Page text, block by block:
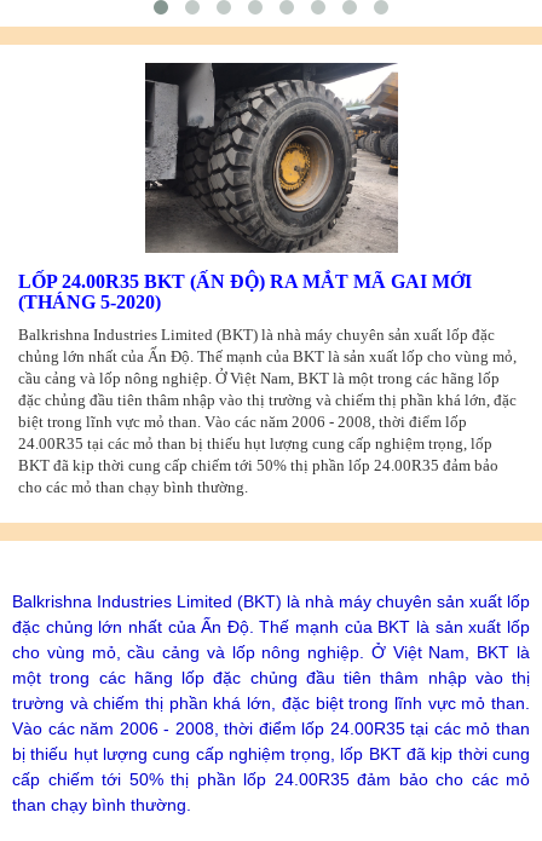
LỐP 24.00R35 BKT (ẤN ĐỘ) RA MẮT MÃ GAI MỚI
(THÁNG 5-2020)
Balkrishna Industries Limited (BKT) là nhà máy chuyên sản xuất lốp đặc
chủng lớn nhất của Ấn Độ. Thế mạnh của BKT là sản xuất lốp cho vùng mỏ,
cầu cảng và lốp nông nghiệp. Ở Việt Nam, BKT là một trong các hãng lốp
đặc chủng đầu tiên thâm nhập vào thị trường và chiếm thị phần khá lớn, đặc
biệt trong lĩnh vực mỏ than. Vào các năm 2006 - 2008, thời điểm lốp
24.00R35 tại các mỏ than bị thiếu hụt lượng cung cấp nghiệm trọng, lốp
BKT đã kịp thời cung cấp chiếm tới 50% thị phần lốp 24.00R35 đảm bảo
cho các mỏ than chạy bình thường.
Balkrishna Industries Limited (BKT) là nhà máy chuyên sản xuất lốp
đặc chủng lớn nhất của Ấn Độ. Thế mạnh của BKT là sản xuất lốp
cho vùng mỏ, cầu cảng và lốp nông nghiệp. Ở Việt Nam, BKT là
một trong các hãng lốp đặc chủng đầu tiên thâm nhập vào thị
trường và chiếm thị phần khá lớn, đặc biệt trong lĩnh vực mỏ than.
Vào các năm 2006 - 2008, thời điểm lốp 24.00R35 tại các mỏ than
bị thiếu hụt lượng cung cấp nghiệm trọng, lốp BKT đã kịp thời cung
cấp chiếm tới 50% thị phần lốp 24.00R35 đảm bảo cho các mỏ
than chạy bình thường.